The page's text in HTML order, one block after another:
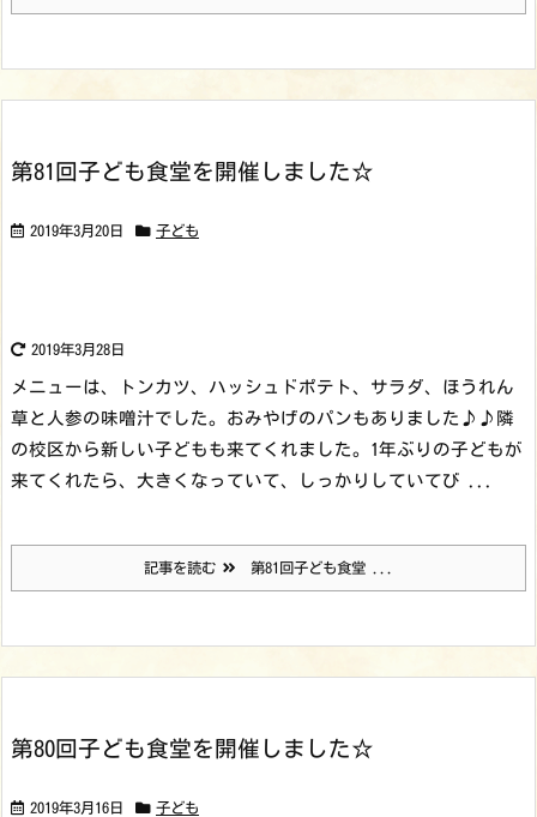
第81回子ども食堂を開催しました☆
2019年3月20日 子ども
2019年3月28日
メニューは、トンカツ、ハッシュドポテト、サラダ、ほうれん
草と人参の味噌汁でした。おみやげのパンもありました♪♪ 隣
の校区から新しい子どもも来てくれました。1年ぶりの子どもが
来てくれたら、大きくなっていて、しっかりしていてび ...
記事を読む 第81回子ども食堂 ...
第80回子ども食堂を開催しました☆
2019年3月16日 子ども